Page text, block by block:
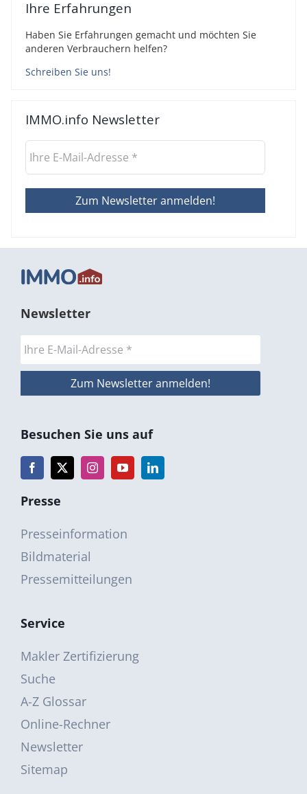
Ihre Erfahrungen
Haben Sie Erfahrungen gemacht und möchten Sie
anderen Verbrauchern helfen?
Schreiben Sie uns!
IMMO.info Newsletter
Newsletter
Besuchen Sie uns auf
Presse
Presseinformation
Bildmaterial
Pressemitteilungen
Service
Makler Zertifizierung
Suche
A-Z Glossar
Online-Rechner
Newsletter
Sitemap